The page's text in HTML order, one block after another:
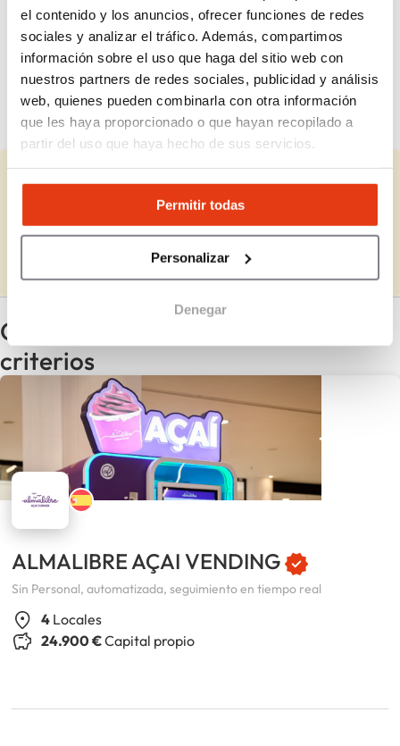
el contenido y los anuncios, ofrecer funciones de redes
sociales y analizar el tráfico. Además, compartimos
información sobre el uso que haga del sitio web con
nuestros partners de redes sociales, publicidad y análisis
web, quienes pueden combinarla con otra información
que les haya proporcionado o que hayan recopilado a
partir del uso que haya hecho de sus servicios.
Permitir todas
Personalizar
Denegar
¿Qué productos puedo vender en una
tienda Abierto 25 Horas?
¿El negocio es escalable?
¿Representas a Abierto 25 Horas?
Completa la información que falta y actualiza los datos.
Completar
Otras franquicias con los mismos
criterios
ALMALIBRE AÇAI VENDING
Sin Personal, automatizada, seguimiento en tiempo real
4 Locales
24.900 €Capital propio